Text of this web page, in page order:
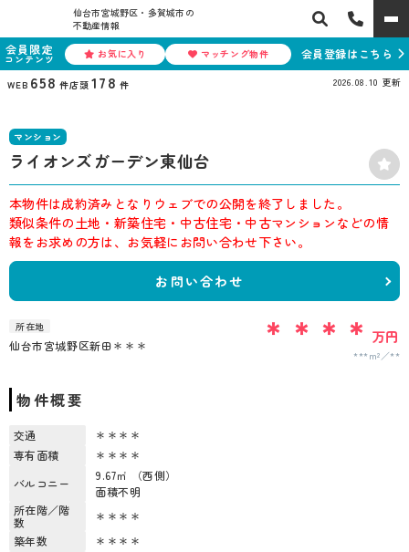
仙台市宮城野区・多賀城市の
不動産情報
会員限定
コンテンツ お気に入り マッチング物件 会員登録はこちら
WEB 658 件店頭 178 件 2026.08.10 更新
マンション
ライオンズガーデン東仙台
本物件は成約済みとなりウェブでの公開を終了しました。
類似条件の土地・新築住宅・中古住宅・中古マンションなどの情
報をお求めの方は、お気軽にお問い合わせ下さい。
お問い合わせ
所在地
仙台市宮城野区新田＊＊＊ ＊＊＊＊ 万円
***m² **
物件概要
交通
＊＊＊＊
専有面積
＊＊＊＊
バルコニー
9.67㎡ （西側）
面積不明
所在階／階
数
＊＊＊＊
築年数
＊＊＊＊